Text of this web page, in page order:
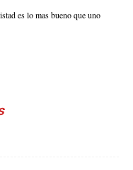
es lo mas bueno que uno